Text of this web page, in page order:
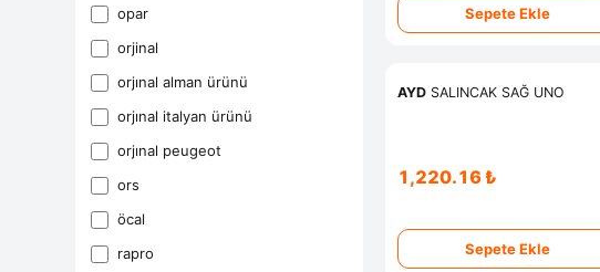
opar
orji̇nal
orjinal alman ürünü
orjinal i̇talyan ürünü
orjinal peugeot
ors
öcal
rapro
Sepete Ekle
AYD SALINCAK SAĞ UNO
1,220.16 ₺
Sepete Ekle